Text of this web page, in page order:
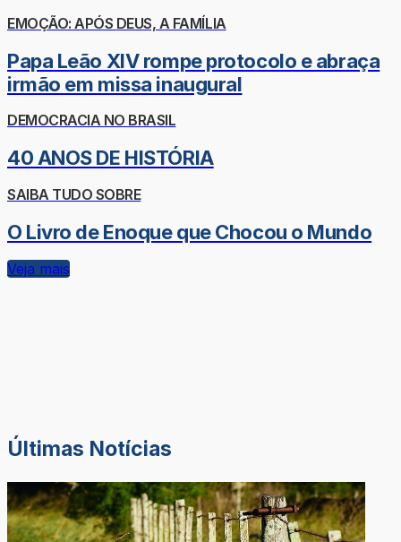
EMOÇÃO: APÓS DEUS, A FAMÍLIA
Papa Leão XIV rompe protocolo e abraça
irmão em missa inaugural
DEMOCRACIA NO BRASIL
40 ANOS DE HISTÓRIA
SAIBA TUDO SOBRE
O Livro de Enoque que Chocou o Mundo
Veja mais
Últimas Notícias